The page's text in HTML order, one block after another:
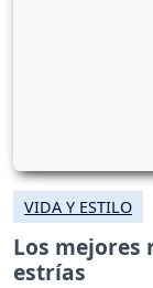
VIDA Y ESTILO
Los mejores
estrías